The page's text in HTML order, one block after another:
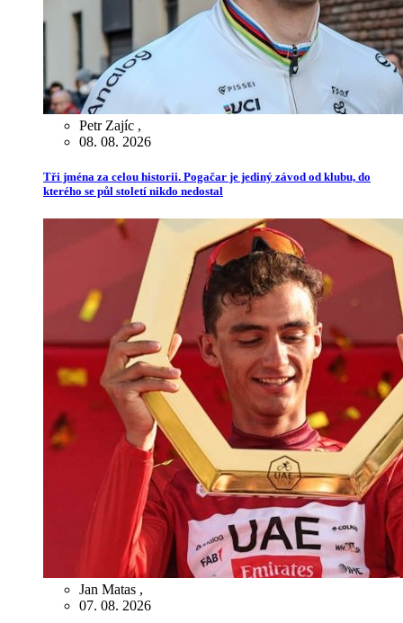
Petr Zajíc ,
08. 08. 2026
Tři jména za celou historii. Pogačar je jediný závod od klubu, do
kterého se půl století nikdo nedostal
Jan Matas ,
07. 08. 2026